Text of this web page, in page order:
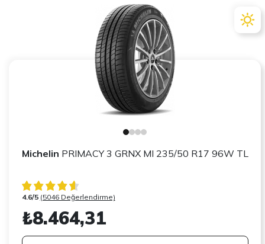
Michelin PRIMACY 3 GRNX MI 235/50 R17 96W TL
4.6/5 (5046 Değerlendirme)
₺8.464,31